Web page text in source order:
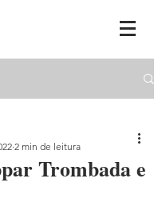
Trombada e
2 min de leitura